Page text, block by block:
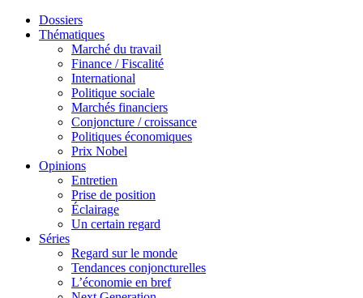
Dossiers
Thématiques
Marché du travail
Finance / Fiscalité
International
Politique sociale
Marchés financiers
Conjoncture / croissance
Politiques économiques
Prix Nobel
Opinions
Entretien
Prise de position
Éclairage
Un certain regard
Séries
Regard sur le monde
Tendances conjoncturelles
L’économie en bref